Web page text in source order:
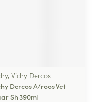
Vichy Dercos
Dercos A/roos Vet
Sh 390ml